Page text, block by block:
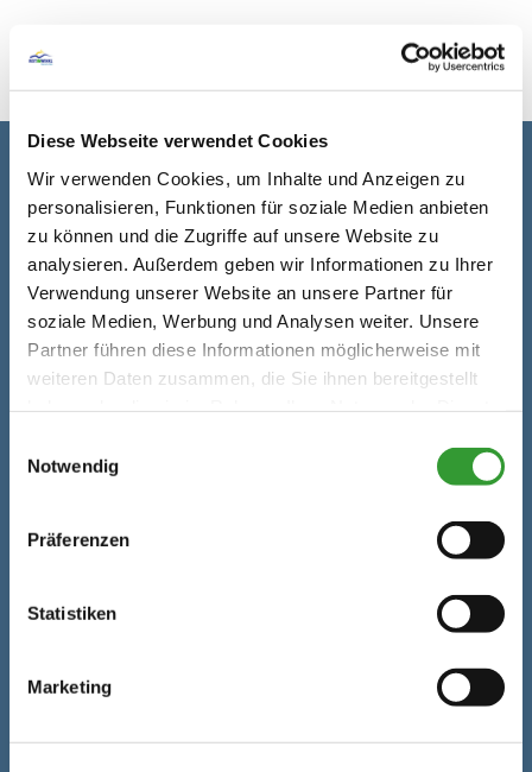
Diese Webseite verwendet Cookies
Wir verwenden Cookies, um Inhalte und Anzeigen zu
personalisieren, Funktionen für soziale Medien anbieten
zu können und die Zugriffe auf unsere Website zu
analysieren. Außerdem geben wir Informationen zu Ihrer
Verwendung unserer Website an unsere Partner für
soziale Medien, Werbung und Analysen weiter. Unsere
Partner führen diese Informationen möglicherweise mit
weiteren Daten zusammen, die Sie ihnen bereitgestellt
Notwendig
Präferenzen
Statistiken
Marketing
Kontaktdaten
Adresse
Vorderkaserklamm
Obsthurn 42
A 5092 St. Martin bei
Lofer
Telefon
+43 664 3430899
E-Mail
info@vorderkaserklam
Internet
https://www.vorderkase